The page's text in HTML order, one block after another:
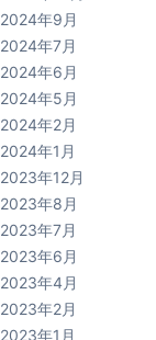
2024年9月
2024年7月
2024年6月
2024年5月
2024年2月
2024年1月
2023年12月
2023年8月
2023年7月
2023年6月
2023年4月
2023年2月
2023年1月